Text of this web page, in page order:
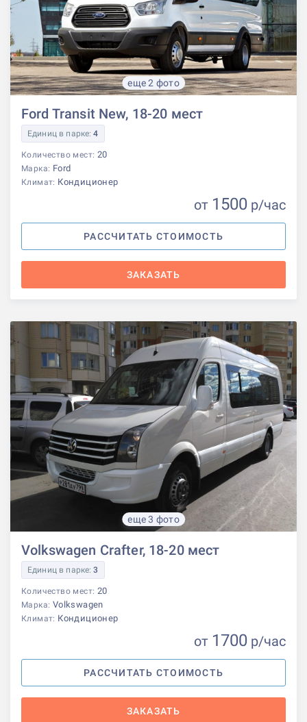
еще 2 фото
Ford Transit New, 18-20 мест
Единиц в парке:4
Количество мест: 20
Марка: Ford
Климат: Кондиционер
от 1500 р/час
РАССЧИТАТЬ СТОИМОСТЬ
ЗАКАЗАТЬ
еще 3 фото
Volkswagen Crafter, 18-20 мест
Единиц в парке:3
Количество мест: 20
Марка: Volkswagen
Климат: Кондиционер
от 1700 р/час
РАССЧИТАТЬ СТОИМОСТЬ
ЗАКАЗАТЬ